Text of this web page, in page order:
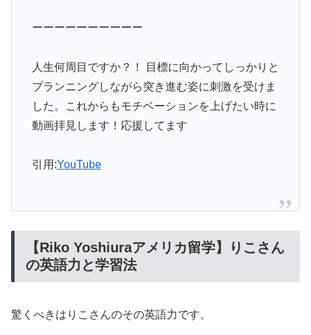
ーーーーーーーーーー
人生何周目ですか？！ 目標に向かってしっかりと
プランニングしながら突き進む姿に刺激を受けま
した。これからもモチベーションを上げたい時に
動画拝見します！応援してます
引用:YouTube
【Riko Yoshiuraアメリカ留学】りこさん
の英語力と学習法
驚くべきはりこさんのその英語力です。